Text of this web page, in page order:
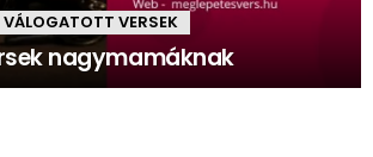
VÁLOGATOTT VERSEK
nagymamáknak